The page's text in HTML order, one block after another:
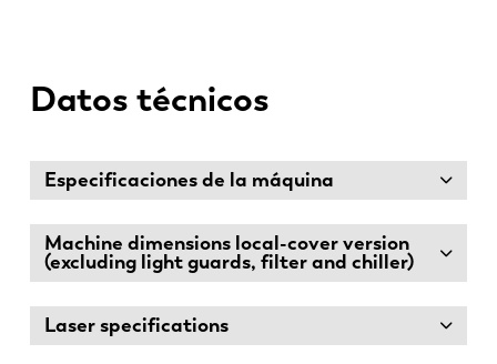
Datos técnicos
Especificaciones de la máquina
Machine dimensions local-cover version
(excluding light guards, filter and chiller)
Laser specifications